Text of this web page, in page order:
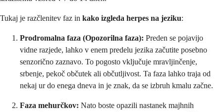
Tukaj je razčlenitev faz in kako izgleda herpes na jeziku:
Prodromalna faza (Opozorilna faza): Preden se pojavijo
vidne razjede, lahko v enem predelu jezika začutite posebno
senzorično zaznavo. To pogosto vključuje mravljinčenje,
srbenje, pekoč občutek ali občutljivost. Ta faza lahko traja od
nekaj ur do enega dneva in je znak, da se izbruh kmalu začne.
Faza mehurčkov: Nato boste opazili nastanek majhnih